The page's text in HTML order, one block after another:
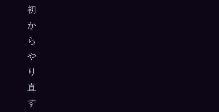
初
か
ら
や
り
直
す